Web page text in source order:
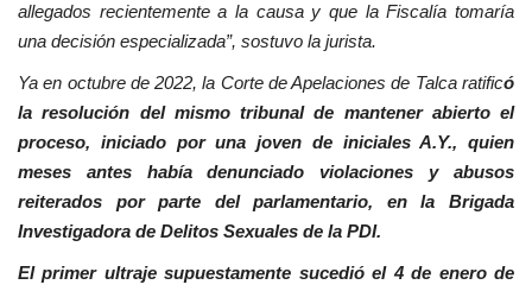
allegados recientemente a la causa y que la Fiscalía tomaría
una decisión especializada”, sostuvo la jurista.
Ya en octubre de 2022, la Corte de Apelaciones de Talca ratificó
la resolución del mismo tribunal de mantener abierto el
proceso, iniciado por una joven de iniciales A.Y., quien
meses antes había denunciado violaciones y abusos
reiterados por parte del parlamentario, en la Brigada
Investigadora de Delitos Sexuales de la PDI.
El primer ultraje supuestamente sucedió el 4 de enero de